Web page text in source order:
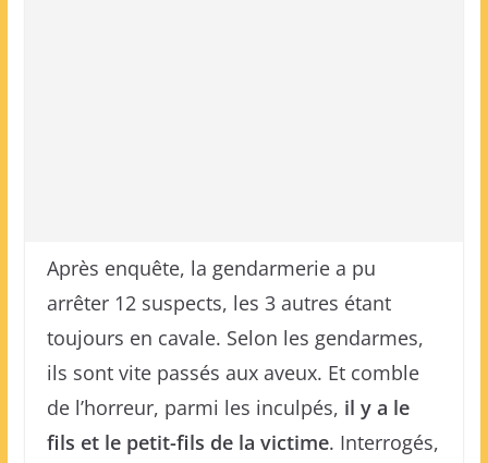
Après enquête, la gendarmerie a pu
arrêter 12 suspects, les 3 autres étant
toujours en cavale. Selon les gendarmes,
ils sont vite passés aux aveux. Et comble
de l’horreur, parmi les inculpés, il y a le
fils et le petit-fils de la victime. Interrogés,